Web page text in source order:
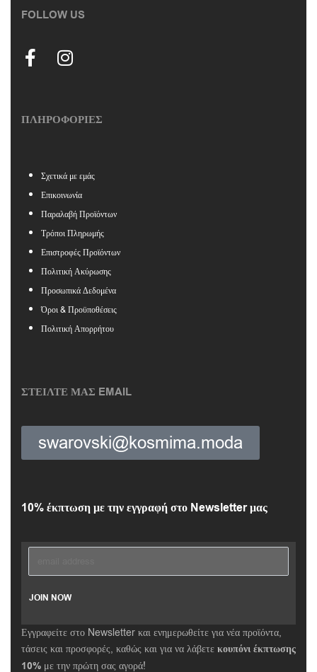
FOLLOW US
ΠΛΗΡΟΦΟΡΙΕΣ
Σχετικά με εμάς
Επικοινωνία
Παραλαβή Προϊόντων
Τρόποι Πληρωμής
Επιστροφές Προϊόντων
Πολιτική Ακύρωσης
Προσωπικά Δεδομένα
Όροι & Προϋποθέσεις
Πολιτική Απορρήτου
ΣΤΕΙΛΤΕ ΜΑΣ EMAIL
swarovski@kosmima.moda
10% έκπτωση με την εγγραφή στο Newsletter μας
Εγγραφείτε στο Newsletter και ενημερωθείτε για νέα προϊόντα,
τάσεις και προσφορές, καθώς και για να λάβετε κουπόνι έκπτωσης
10% με την πρώτη σας αγορά!